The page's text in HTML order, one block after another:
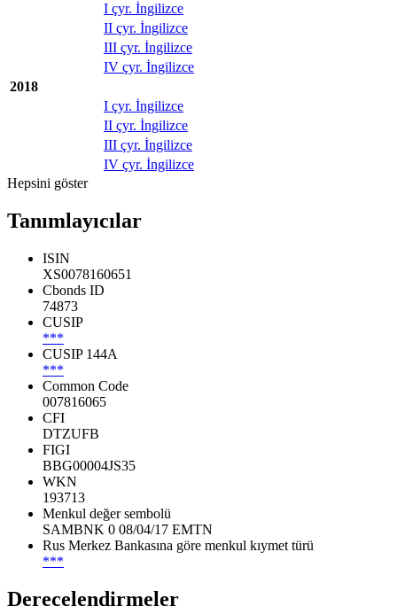
I çyr. İngilizce
II çyr. İngilizce
III çyr. İngilizce
IV çyr. İngilizce
2018
I çyr. İngilizce
II çyr. İngilizce
III çyr. İngilizce
IV çyr. İngilizce
Hepsini göster
Tanımlayıcılar
ISIN
XS0078160651
Cbonds ID
74873
CUSIP
***
CUSIP 144A
***
Common Code
007816065
CFI
DTZUFB
FIGI
BBG00004JS35
WKN
193713
Menkul değer sembolü
SAMBNK 0 08/04/17 EMTN
Rus Merkez Bankasına göre menkul kıymet türü
***
Derecelendirmeler